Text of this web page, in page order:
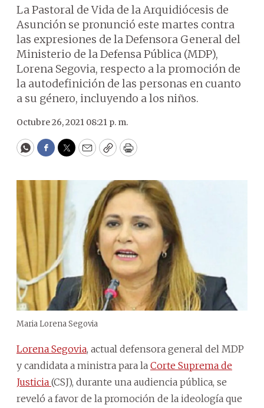
La Pastoral de Vida de la Arquidiócesis de
Asunción se pronunció este martes contra
las expresiones de la Defensora General del
Ministerio de la Defensa Pública (MDP),
Lorena Segovia, respecto a la promoción de
la autodefinición de las personas en cuanto
a su género, incluyendo a los niños.
Octubre 26, 2021 08:21 p. m.
WhatsApp
Facebook
Twitter
EmailCopyPrint
Maria Lorena Segovia
Lorena Segovia, actual defensora general del MDP
y candidata a ministra para la Corte Suprema de
Justicia (CSJ), durante una audiencia pública, se
reveló a favor de la promoción de la ideología que